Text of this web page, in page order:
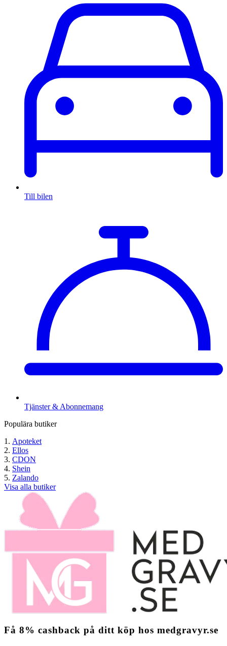
Till bilen
Tjänster & Abonnemang
Populära butiker
Apoteket
Ellos
CDON
Shein
Zalando
Visa alla butiker
Få 8% cashback på ditt köp hos medgravyr.se